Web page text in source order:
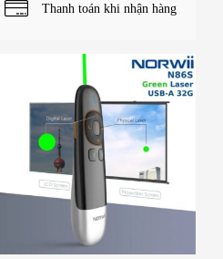
Thanh toán khi nhận hàng